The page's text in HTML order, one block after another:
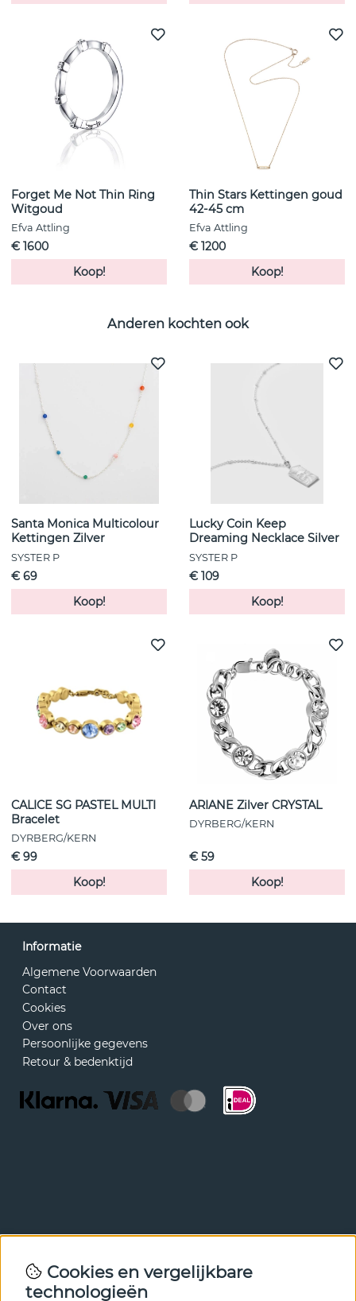
Forget Me Not Thin Ring
Witgoud
Efva Attling
€ 1600
Koop!
Thin Stars Kettingen goud
42-45 cm
Efva Attling
€ 1200
Koop!
Anderen kochten ook
Santa Monica Multicolour
Kettingen Zilver
SYSTER P
€ 69
Koop!
Lucky Coin Keep
Dreaming Necklace Silver
SYSTER P
€ 109
Koop!
CALICE SG PASTEL MULTI
Bracelet
DYRBERG/KERN
€ 99
Koop!
ARIANE Zilver CRYSTAL
DYRBERG/KERN
€ 59
Koop!
Informatie
Algemene Voorwaarden
Contact
Cookies
Over ons
Persoonlijke gegevens
Retour & bedenktijd
Met onze nieuwsbrief ben je als eerste op de hoogte van
nieuws en aanbiedingen. Meld je hieronder aan.
Cookies en vergelijkbare
technologieën